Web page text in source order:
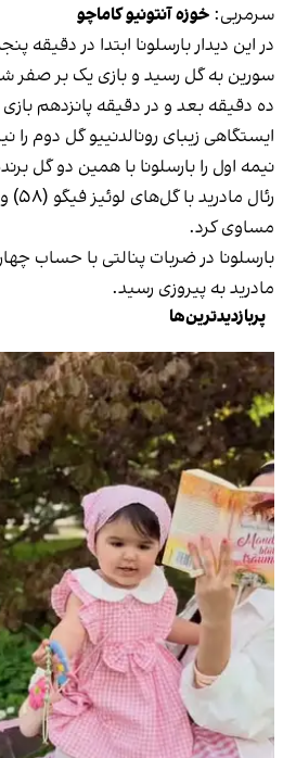
سرمربی: خوزه آنتونیو کاماچو
در این دیدار بارسلونا ابتدا در دقیقه
سورین به گل رسید و بازی یک بر صفر
ده دقیقه بعد و در دقیقه پانزدهم بازی
ایستگاهی زیبای رونالدنییو گل دوم را
نیمه اول را بارسلونا با همین دو گل
مساوی کرد.
بارسلونا در ضربات پنالتی با حساب
مادرید به پیروزی رسید.
پربازدیدترین‌ها